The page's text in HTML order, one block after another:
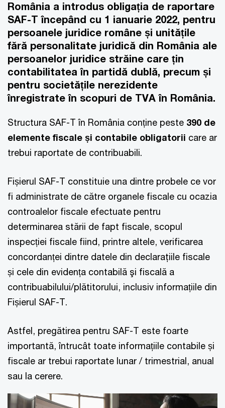
România a introdus obligația de raportare
SAF-T începând cu 1 ianuarie 2022, pentru
persoanele juridice române și unitățile
fără personalitate juridică din România ale
persoanelor juridice străine care țin
contabilitatea în partidă dublă, precum și
pentru societățile nerezidente
înregistrate în scopuri de TVA în România.
Structura SAF-T în România conține peste 390 de
elemente fiscale și contabile obligatorii care ar
trebui raportate de contribuabili.
Fișierul SAF-T constituie una dintre probele ce vor
fi administrate de către organele fiscale cu ocazia
controalelor fiscale efectuate pentru
determinarea stării de fapt fiscale, scopul
inspecției fiscale fiind, printre altele, verificarea
concordanței dintre datele din declaraţiile fiscale
și cele din evidența contabilă şi fiscală a
contribuabilului/plătitorului, inclusiv informațiile din
Fișierul SAF-T.
Astfel, pregătirea pentru SAF-T este foarte
importantă, întrucât toate informațiile contabile și
fiscale ar trebui raportate lunar / trimestrial, anual
sau la cerere.